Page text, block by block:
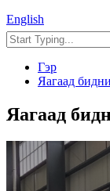
English
Гэр
Яагаад
Яагаад